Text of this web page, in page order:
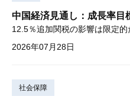
中国経済見通し：成長率目
12.5％追加関税の影響は限定
2026年07月28日
社会保障